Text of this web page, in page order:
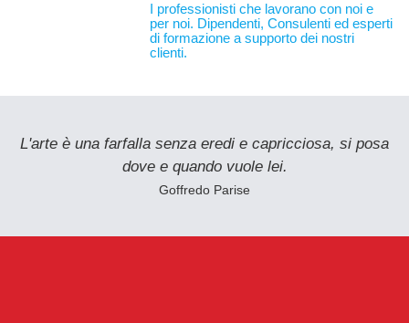
I professionisti che lavorano con noi e
per noi. Dipendenti, Consulenti ed esperti
di formazione a supporto dei nostri
clienti.
L'arte è una farfalla senza eredi e capricciosa, si posa
dove e quando vuole lei.
Goffredo Parise